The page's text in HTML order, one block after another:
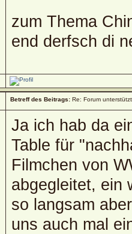
zum Thema
end derfsch di
Betreff des Beitrags: Re: Forum
Ja ich hab da
Table für
Filmchen von
abgegleitet, ein
so langsam
uns auch mal